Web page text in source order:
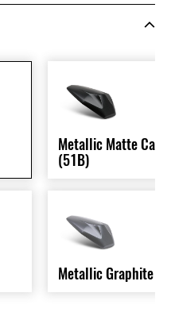
Metallic Matte
(51B)
Metallic Graphite